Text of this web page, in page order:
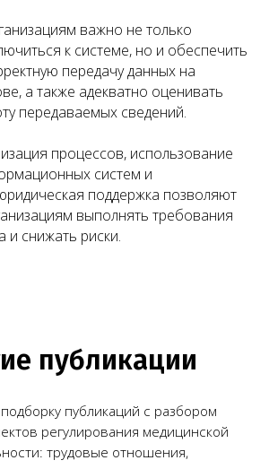
важно не только
к системе, но и обеспечить
передачу данных на
а также адекватно оценивать
передаваемых сведений.
процессов, использование
систем и
поддержка позволяют
выполнять требования
и снижать риски.